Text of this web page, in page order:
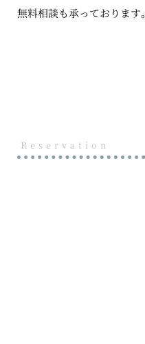
無料相談も承っております。
Reservation